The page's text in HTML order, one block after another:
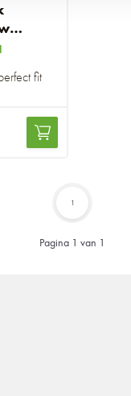
fit
Pagina 1 van 1
1